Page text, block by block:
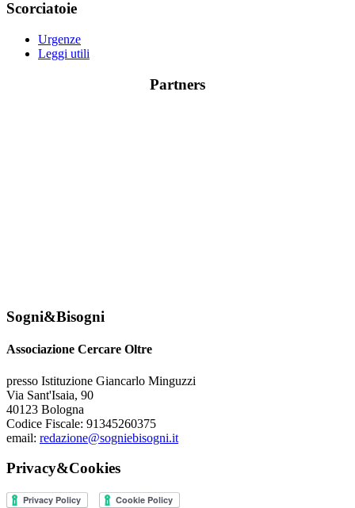
Scorciatoie
Urgenze
Leggi utili
Partners
Sogni&Bisogni
Associazione Cercare Oltre
presso Istituzione Giancarlo Minguzzi
Via Sant'Isaia, 90
40123 Bologna
Codice Fiscale: 91345260375
email: redazione@sogniebisogni.it
Privacy&Cookies